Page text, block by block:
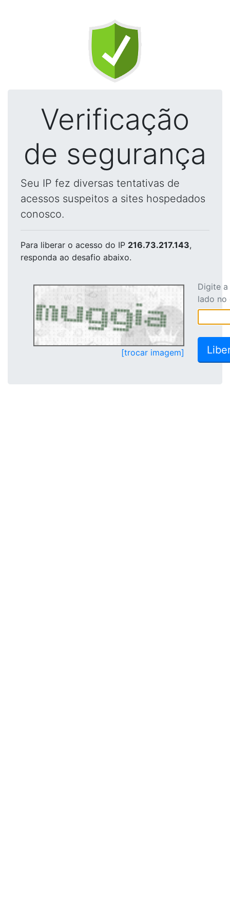
Verificação
de segurança
Seu IP fez diversas tentativas de
acessos suspeitos a sites hospedados
conosco.
Para liberar o acesso do IP 216.73.217.143,
responda ao desafio abaixo.
[trocar imagem]
Digite
lado no